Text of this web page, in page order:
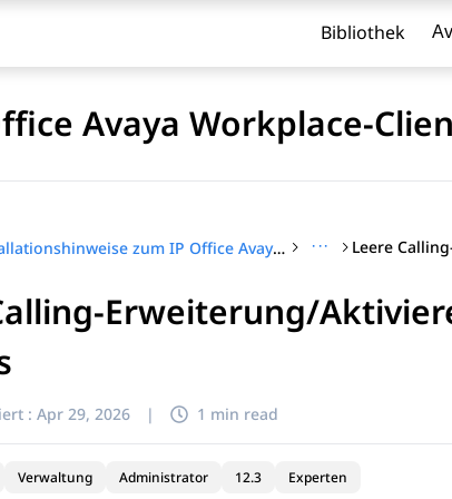
Bibliothek
Avaya Workplace-
filtern.
Installationshinweise zum IP Office Avaya Workplace-Client ···
Erweiterung/
: Apr 29, 2026 | 1 min read
Verwaltung Administrator 12.3 Experten